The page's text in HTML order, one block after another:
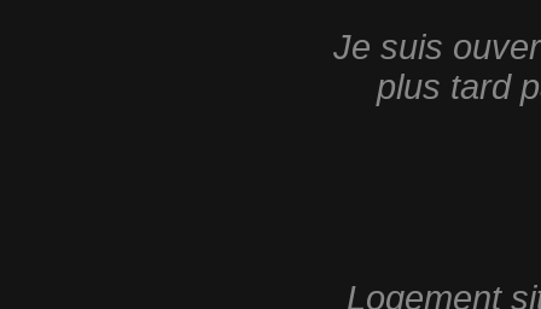
Je suis
plus tard
Logement